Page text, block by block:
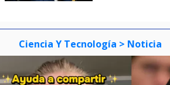
Ciencia Y Tecnología > Noticia